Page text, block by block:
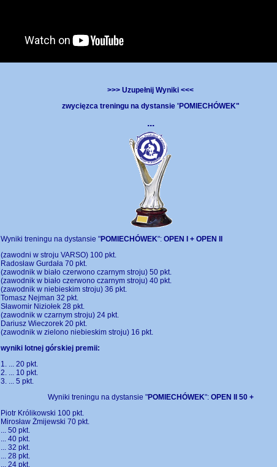
>>> Uzupełnij Wyniki <<<
zwycięzca treningu na dystansie 'POMIECHÓWEK"
...
Wyniki treningu na dystansie "POMIECHÓWEK": OPEN I + OPEN II
(zawodni w stroju VARSO) 100 pkt.
Radosław Gurdała 70 pkt.
(zawodnik w biało czerwono czarnym stroju) 50 pkt.
(zawodnik w biało czerwono czarnym stroju) 40 pkt.
(zawodnik w niebieskim stroju) 36 pkt.
Tomasz Nejman 32 pkt.
Sławomir Niziołek 28 pkt.
(zawodnik w czarnym stroju) 24 pkt.
Dariusz Wieczorek 20 pkt.
(zawodnik w zielono niebieskim stroju) 16 pkt.
wyniki lotnej górskiej premii:
1. ... 20 pkt.
2. ... 10 pkt.
3. ... 5 pkt.
Wyniki treningu na dystansie "POMIECHÓWEK": OPEN II 50 +
Piotr Królikowski 100 pkt.
Mirosław Żmijewski 70 pkt.
... 50 pkt.
... 40 pkt.
... 32 pkt.
... 28 pkt.
... 24 pkt.